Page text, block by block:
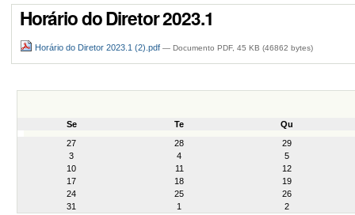
Horário do Diretor 2023.1
Horário do Diretor 2023.1 (2).pdf — Documento PDF, 45 KB (46862 bytes)
Se Te
Qu
27
28
29
3
4
5
10
11
12
17
18
19
24
25
26
31
1 2